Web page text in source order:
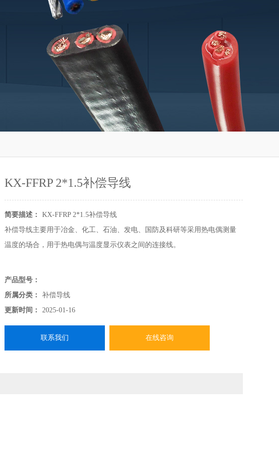
KX-FFRP 2*1.5补偿导线
简要描述：
KX-FFRP 2*1.5补偿导线
补偿导线主要用于冶金、化工、石油、发电、国防及科研等采用热电偶测量
温度的场合，用于热电偶与温度显示仪表之间的连接线。
产品型号：
所属分类：
补偿导线
更新时间：
2025-01-16
联系我们 在线咨询